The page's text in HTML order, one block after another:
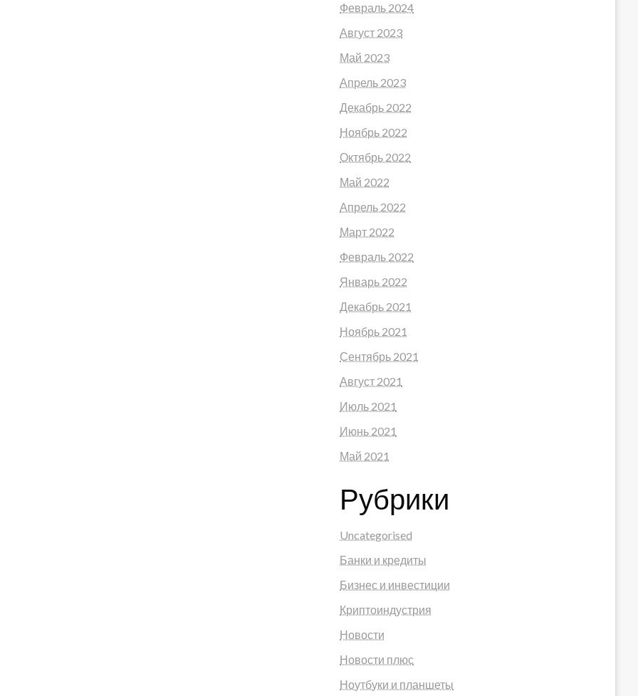
Февраль 2024
Август 2023
Май 2023
Апрель 2023
Декабрь 2022
Ноябрь 2022
Октябрь 2022
Май 2022
Апрель 2022
Март 2022
Февраль 2022
Январь 2022
Декабрь 2021
Ноябрь 2021
Сентябрь 2021
Август 2021
Июль 2021
Июнь 2021
Май 2021
Рубрики
Uncategorised
Банки и кредиты
Бизнес и инвестиции
Криптоиндустрия
Новости
Новости плюс
Ноутбуки и планшеты